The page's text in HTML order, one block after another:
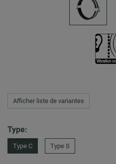
Afficher liste de variantes
Type:
Type C Type S